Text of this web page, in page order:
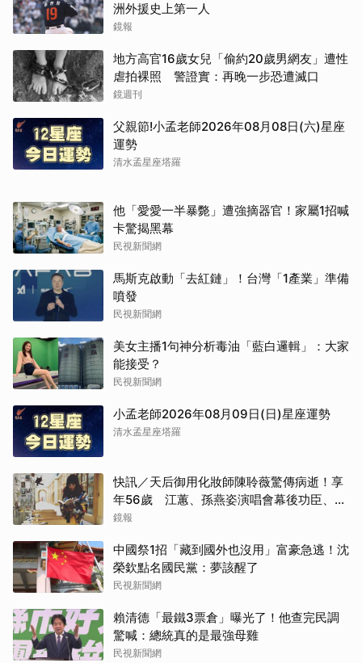
洲外援史上第一人
鏡報
地方高官16歲女兒「偷約20歲男網友」遭性
虐拍裸照 警證實：再晚一步恐遭滅口
鏡週刊
父親節!小孟老師2026年08月08日(六)星座
運勢
清水孟星座塔羅
他「愛愛一半暴斃」遭強摘器官！家屬1招喊
卡驚揭黑幕
民視新聞網
馬斯克啟動「去紅鏈」！台灣「1產業」準備
噴發
民視新聞網
美女主播1句神分析毒油「藍白邏輯」：大家
能接受？
民視新聞網
小孟老師2026年08月09日(日)星座運勢
清水孟星座塔羅
快訊／天后御用化妝師陳聆薇驚傳病逝！享
年56歲 江蕙、孫燕姿演唱會幕後功臣、蔡
健雅崩潰難接受
鏡報
中國祭1招「藏到國外也沒用」富豪急逃！沈
榮欽點名國民黨：夢該醒了
民視新聞網
賴清德「最鐵3票倉」曝光了！他查完民調
驚喊：總統真的是最強母雞
民視新聞網